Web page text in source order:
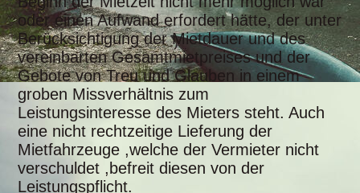
oder einen Aufwand erfordert hätte, der unter
Berücksichtigung der Mietdauer und des
vereinbarten Gesamtmietpreises und der
Gebote von Treu und Glauben in einem
groben Missverhältnis zum
Leistungsinteresse des Mieters steht. Auch
eine nicht rechtzeitige Lieferung der
Mietfahrzeuge ,welche der Vermieter nicht
verschuldet ,befreit diesen von der
Leistungspflicht.